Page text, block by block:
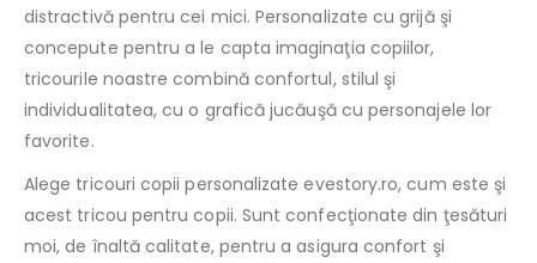
distractivă pentru cei mici. Personalizate cu grijă şi
concepute pentru a le capta imaginaţia copiilor,
tricourile noastre combină confortul, stilul şi
individualitatea, cu o grafică jucăuşă cu personajele lor
favorite.
Alege tricouri copii personalizate evestory.ro, cum este şi
acest tricou pentru copii. Sunt confecţionate din ţesături
moi, de înaltă calitate, pentru a asigura confort şi